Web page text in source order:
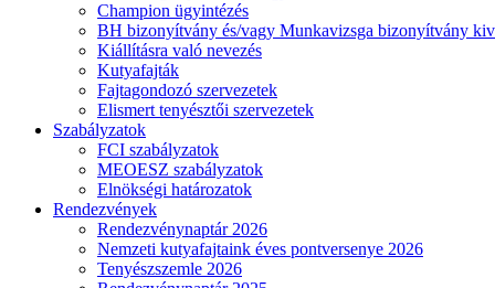
Champion ügyintézés
BH bizonyítvány és/vagy Munkavizsga bizonyítvány
Kiállításra való nevezés
Kutyafajták
Fajtagondozó szervezetek
Elismert tenyésztői szervezetek
Szabályzatok
FCI szabályzatok
MEOESZ szabályzatok
Elnökségi határozatok
Rendezvények
Rendezvénynaptár 2026
Nemzeti kutyafajtaink éves pontversenye 2026
Tenyészszemle 2026